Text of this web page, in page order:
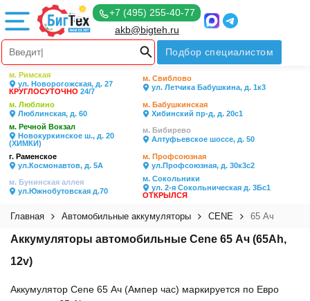
+7 (495) 255-40-77
akb@bigteh.ru
Подбор специалистом
м. Римская
ул. Новорогожская, д. 27
КРУГЛОСУТОЧНО 24/7
м. Свиблово
ул. Летчика Бабушкина, д. 1к3
м. Люблино
Люблинская, д. 60
м. Бабушкинская
Хибинский пр-д, д. 20с1
м. Речной Вокзал
Новокуркинское ш., д. 20
(ХИМКИ)
м. Бибирево
Алтуфьевское шоссе, д. 50
г. Раменское
ул.Космонавтов, д. 5А
м. Профсоюзная
ул.Профсоюзная, д. 30к3с2
м. Бунинская аллея
ул.Южнобутовская д.70
м. Сокольники
ул. 2-я Сокольническая д. 3Бс1
ОТКРЫЛСЯ
Главная Автомобильные аккумуляторы CENE 65 Ач
Аккумуляторы автомобильные Cene 65 Ач (65Ah,
12v)
Аккумулятор Cene 65 Ач (Ампер час) маркируется по Евро